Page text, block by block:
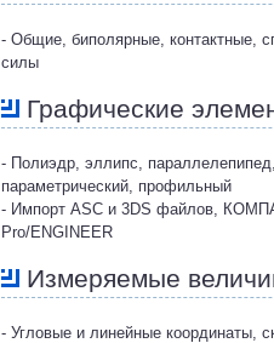
- Общие, биполярные, контактные,
силы
Графические
- Полиэдр, эллипс,
параметрический, профильный
- Импорт ASC и 3DS файлов,
Pro/ENGINEER
Измеряемые
- Угловые и линейные координаты,